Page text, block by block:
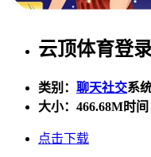
云顶体育登
类别： 聊天社交系
大小： 466.68M时
点击下载